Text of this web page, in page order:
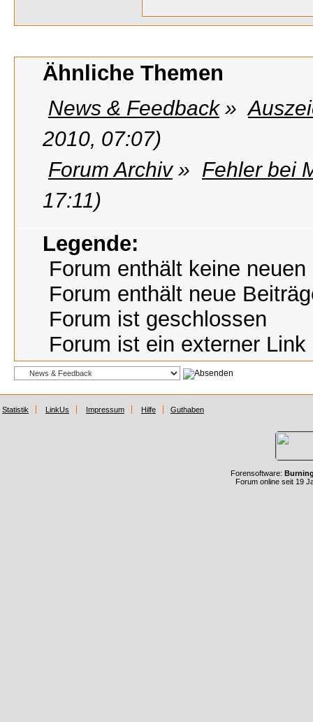
Ähnliche Themen
News & Feedback»
2010, 07:07)
Forum Archiv» Fehler bei
17:11)
Legende:
Forum enthält keine neuen
Forum enthält neue
Forum ist geschlossen
Forum ist ein externer Link
Statistik LinkUs Impressum Hilfe Guthaben
Forensoftware:
Forum online seit 19